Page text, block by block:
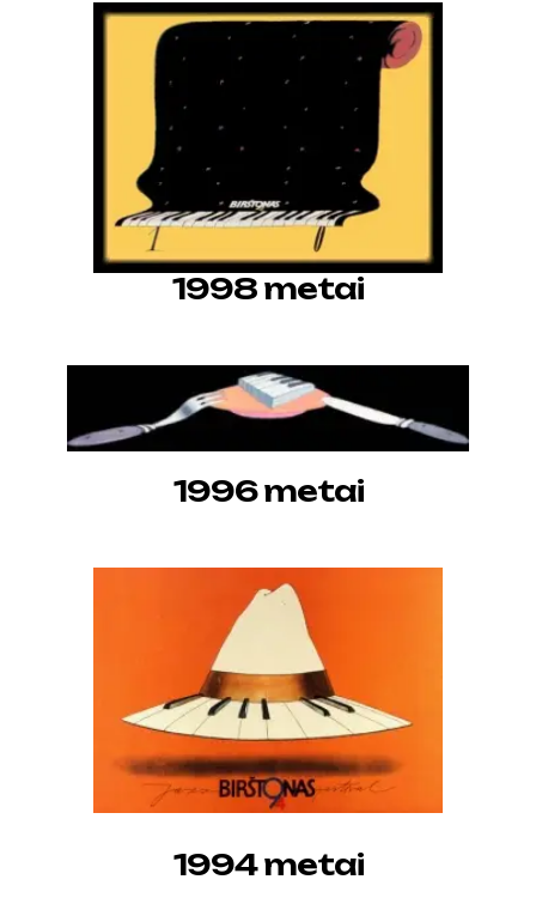
1998 metai
1996 metai
1994 metai